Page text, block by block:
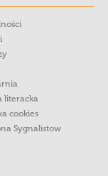
literacka
cookies
Sygnalistow